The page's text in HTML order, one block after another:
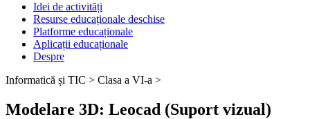
Idei de activități
Resurse educaționale deschise
Platforme educaționale
Aplicații educaționale
Despre
Informatică și TIC > Clasa a VI-a >
Modelare 3D: Leocad (Suport vizual)